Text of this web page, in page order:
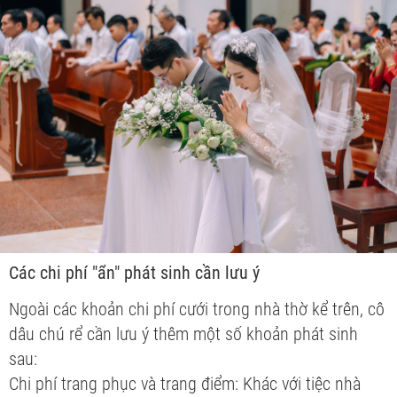
Các chi phí "ẩn" phát sinh cần lưu ý
Ngoài các khoản chi phí cưới trong nhà thờ kể trên, cô
dâu chú rể cần lưu ý thêm một số khoản phát sinh
sau:
Chi phí trang phục và trang điểm: Khác với tiệc nhà